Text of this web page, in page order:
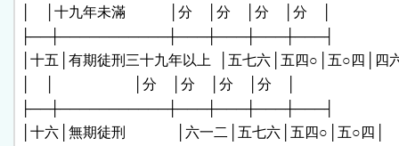
│    │十九年未滿            │分    │分    │分    │分    │
├──┼───────────┼───┼───┼───┼───┤
│十五│有期徒刑三十九年以上  │五七六│五四○│五○四│四
│    │                      │分    │分    │分    │分    │
├──┼───────────┼───┼───┼───┼───┤
│十六│無期徒刑              │六一二│五七六│五四○│五○四│